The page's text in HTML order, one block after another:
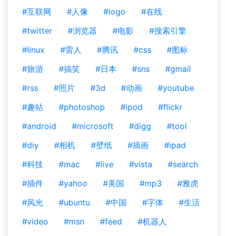
#互联网
#人像 #logo
#在线
#twitter
#浏览器 #电影
#搜索引擎
#linux
#雷人 #腾讯 #css
#图标
#旅游
#搞笑 #日本 #sns
#gmail
#rss
#照片 #3d #动画
#youtube
#趣站
#photoshop #ipod
#flickr
#android
#microsoft #digg
#tool
#diy
#相机 #壁纸 #插画
#ipad
#科技
#mac #live #vista
#search
#插件
#yahoo #美国 #mp3
#雅虎
#风光
#ubuntu #中国 #字体
#生活
#video
#msn #feed
#机器人